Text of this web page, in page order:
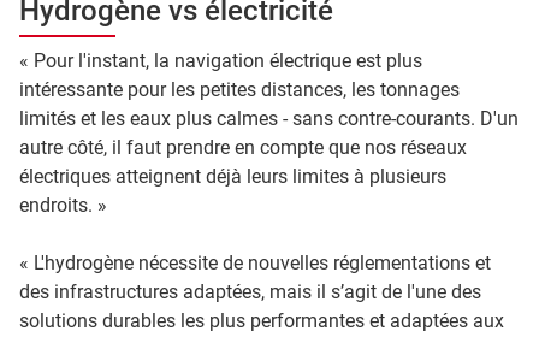
Hydrogène vs électricité
« Pour l'instant, la navigation électrique est plus
intéressante pour les petites distances, les tonnages
limités et les eaux plus calmes - sans contre-courants. D'un
autre côté, il faut prendre en compte que nos réseaux
électriques atteignent déjà leurs limites à plusieurs
endroits. »
« L'hydrogène nécessite de nouvelles réglementations et
des infrastructures adaptées, mais il s’agit de l'une des
solutions durables les plus performantes et adaptées aux